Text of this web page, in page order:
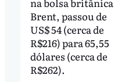
Brent, passou de
US$ 54 (cerca de
R$216) para 65,55
dólares (cerca de
R$262).